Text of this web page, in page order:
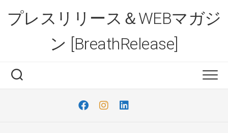
content
プレスリリース＆WEBマガジ
ン [BreathRelease]